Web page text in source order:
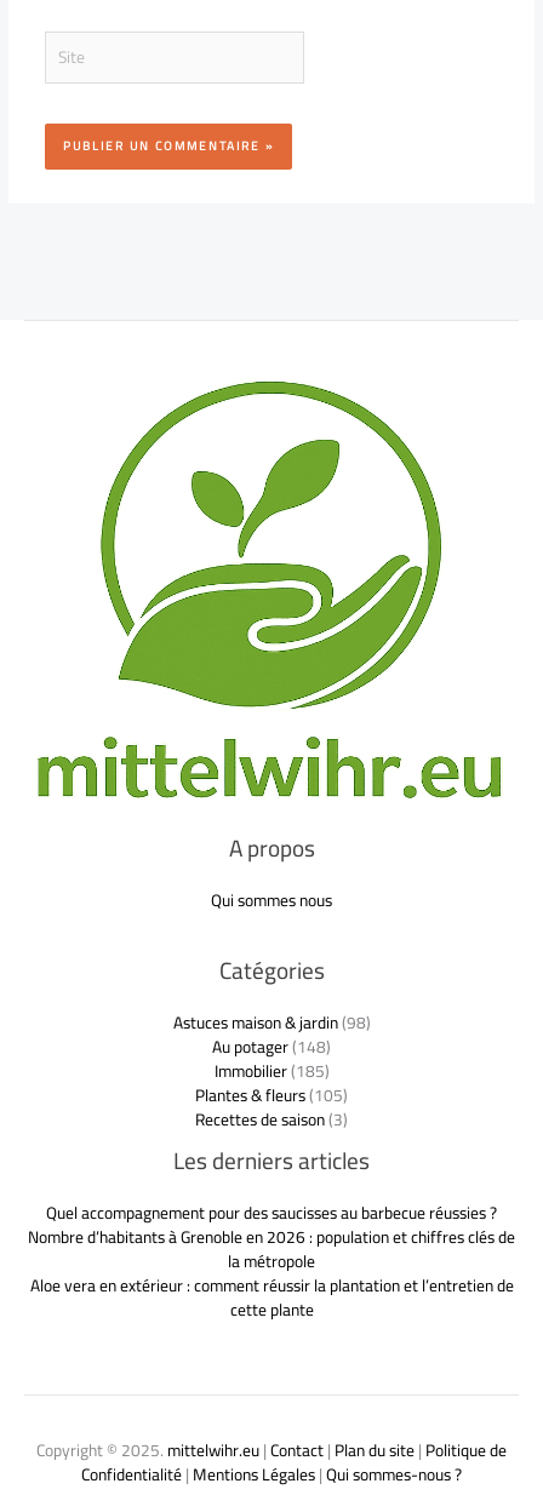
Site
A propos
Qui sommes nous
Catégories
Astuces maison & jardin(98)
Au potager(148)
Immobilier(185)
Plantes & fleurs(105)
Recettes de saison(3)
Les derniers articles
Quel accompagnement pour des saucisses au barbecue réussies ?
Nombre d’habitants à Grenoble en 2026 : population et chiffres clés de
la métropole
Aloe vera en extérieur : comment réussir la plantation et l’entretien de
cette plante
Copyright © 2025.mittelwihr.eu|Contact|Plan du site|Politique de
Confidentialité|Mentions Légales|Qui sommes-nous ?